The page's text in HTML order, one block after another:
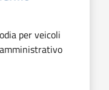
per veicoli